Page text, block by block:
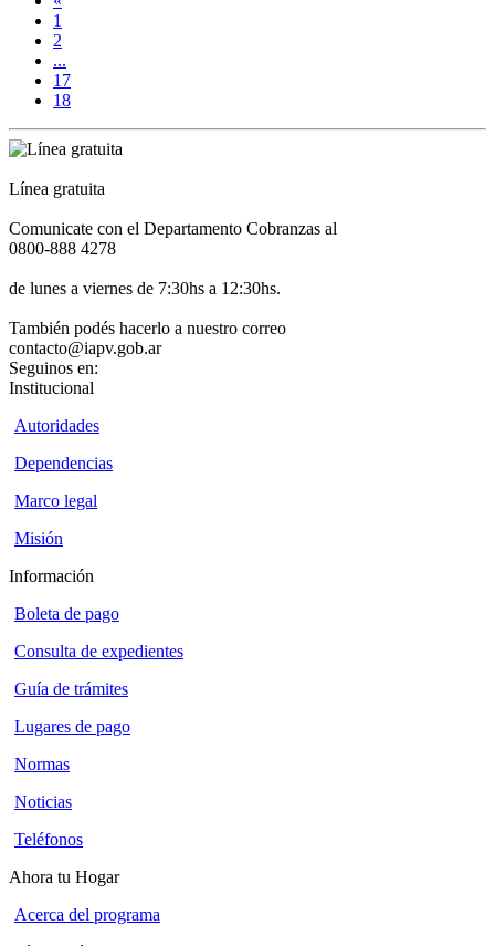
1
2
...
17
18
Línea gratuita
Comunicate con el Departamento Cobranzas al
0800-888 4278
de lunes a viernes de 7:30hs a 12:30hs.
También podés hacerlo a nuestro correo
contacto@iapv.gob.ar
Seguinos en:
Institucional
Autoridades
Dependencias
Marco legal
Misión
Información
Boleta de pago
Consulta de expedientes
Guía de trámites
Lugares de pago
Normas
Noticias
Teléfonos
Ahora tu Hogar
Acerca del programa